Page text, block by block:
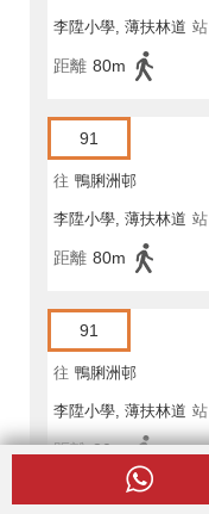
李陞小學, 薄扶林道 站
距離 80m
91
往 鴨脷洲邨
李陞小學, 薄扶林道 站
距離 80m
91
往 鴨脷洲邨
李陞小學, 薄扶林道 站
距離 80m